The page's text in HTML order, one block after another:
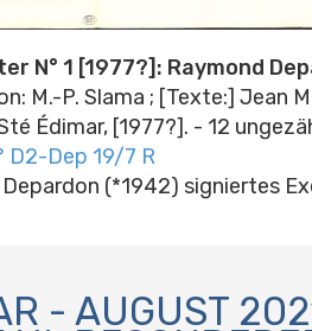
N° 1 [1977?]: Raymond
M.-P. Slama ; [Texte:] Jean
Édimar, [1977?]. - 12
D2-Dep 19/7 R
(*1942) signiertes
- AUGUST